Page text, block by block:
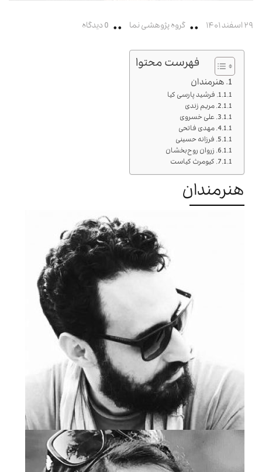
۲۹ اسفند ۱۴۰۱ گروه پژوهشی نما 0 دیدگاه
فهرست محتوا
هنرمندان
فرشید پارسی کیا
مریم زندی
علی خسروی
مهدی فاتحی
فرزانه حسینی
زروان روح‌بخشان
كيومرث كياست
هنرمندان
فرشید پارسی کیا